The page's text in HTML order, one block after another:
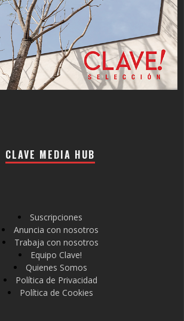
CLAVE MEDIA HUB
Suscripciones
Anuncia con nosotros
Trabaja con nosotros
Equipo Clave!
Quienes Somos
Política de Privacidad
Política de Cookies